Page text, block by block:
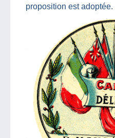
proposition est adoptée.